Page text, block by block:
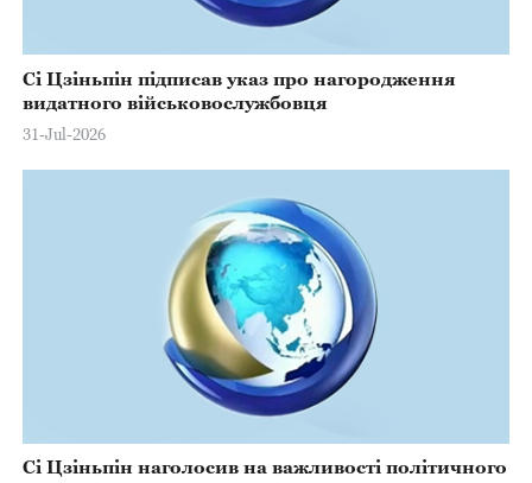
Сі Цзіньпін підписав указ про нагородження
видатного військовослужбовця
31-Jul-2026
Сі Цзіньпін наголосив на важливості політичного